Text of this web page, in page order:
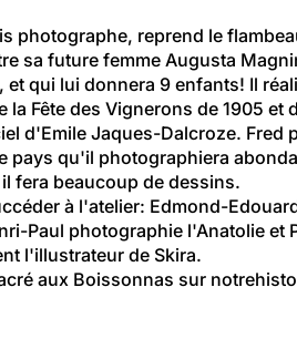
photographe, reprend le
sa future femme Augusta
qui lui donnera 9 enfants! Il
Fête des Vignerons de 1905 et
d'Emile Jaques-Dalcroze. Fred
pays qu'il photographiera
fera beaucoup de dessins.
à l'atelier: Edmond-
Paul photographie l'Anatolie et
l'illustrateur de Skira.
aux Boissonnas sur